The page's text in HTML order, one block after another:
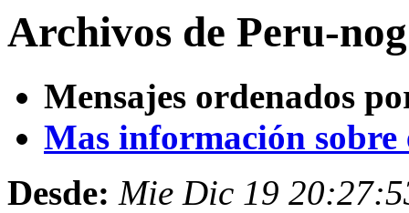
Archivos de Peru-
Mensajes ordenados
Mas información sobre
Desde: Mie Dic 19